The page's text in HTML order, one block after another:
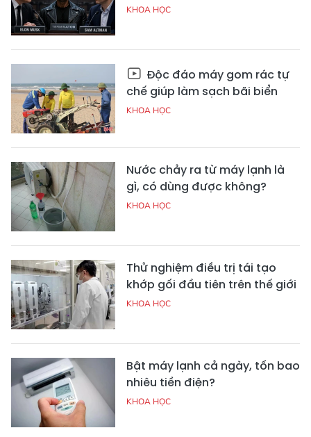
KHOA HỌC
Độc đáo máy gom rác tự
chế giúp làm sạch bãi biển
KHOA HỌC
Nước chảy ra từ máy lạnh là
gì, có dùng được không?
KHOA HỌC
Thử nghiệm điều trị tái tạo
khớp gối đầu tiên trên thế giới
KHOA HỌC
Bật máy lạnh cả ngày, tốn bao
nhiêu tiền điện?
KHOA HỌC